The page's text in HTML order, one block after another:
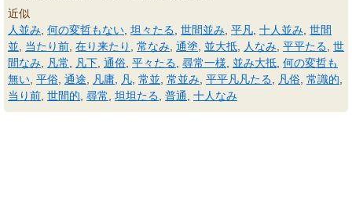
近似
人並み 何の変哲もない 坦々たる 世間並み 平凡 十人並み 世間
並
当たり前 在り来たり 常なみ 通塗 並大抵 人なみ 平平たる 世
間なみ
凡常 凡下 通俗 平々たる 尋常一様 並み大抵 何の変哲も
無い 平俗 通途 凡庸 凡 常並 常並み 平平凡凡たる 凡俗 常識的
当り前 世間的 尋常 坦坦たる 普通 十人なみ